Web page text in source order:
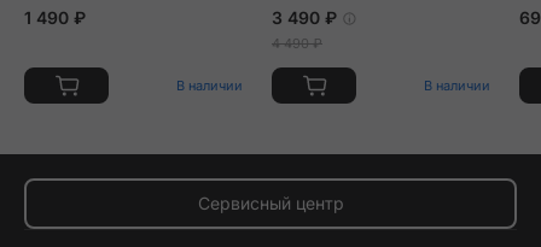
1 490 ₽
В наличии
3 490 ₽
4 490 ₽
В наличии
Сервисный центр